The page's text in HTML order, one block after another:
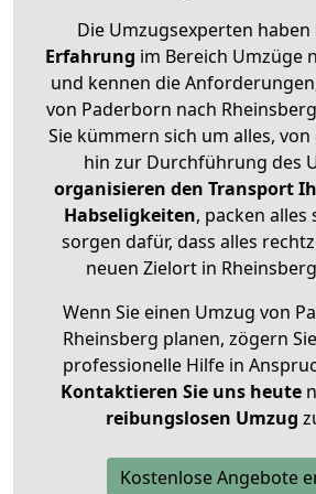
Die Umzugsexperten haben
Erfahrung im Bereich Umzüge
und kennen die
von Paderborn nach
Sie kümmern sich um alles,
hin zur Durchführung des
organisieren den Transport
Habseligkeiten, packen alles
sorgen dafür, dass alles
neuen Zielort in
Wenn Sie einen Umzug von
Rheinsberg planen, zögern
professionelle Hilfe in
Kontaktieren Sie uns heute
reibungslosen Umzug
Kostenlose Angebote